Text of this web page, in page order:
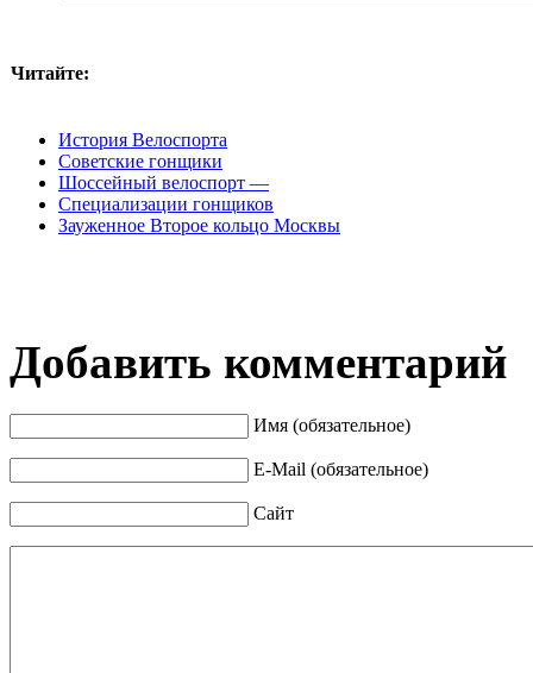
Читайте:
История Велоспорта
Советские гонщики
Шоссейный велоспорт —
Специализации гонщиков
Зауженное Второе кольцо Москвы
Добавить комментарий
Имя (обязательное)
E-Mail (обязательное)
Сайт